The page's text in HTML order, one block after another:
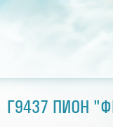
Г9437 ПИОН